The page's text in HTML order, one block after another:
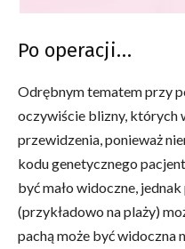
Po operacji…
Odrębnym tematem przy
oczywiście blizny, których
przewidzenia, ponieważ
kodu genetycznego
być mało widoczne,
(przykładowo na plaży)
pachą może być widoczna